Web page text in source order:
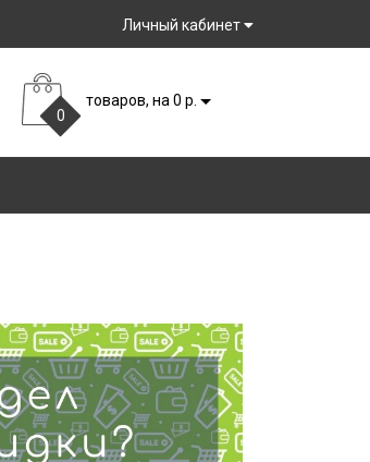
Личный кабинет
0
товаров, на 0 р.